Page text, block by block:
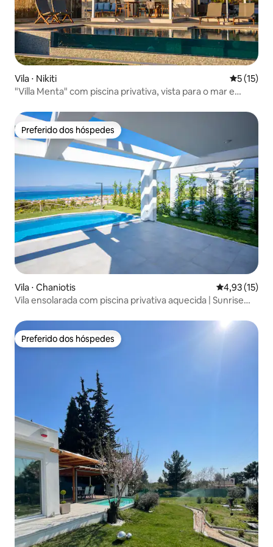
Vila ⋅ Nikiti 5 de uma
5 (15)
"Villa Menta" com piscina privativa, vista para o mar e
Preferido dos hóspedes
Preferido dos hóspedes
Vila ⋅ Chaniotis 4,93 de uma
4,93 (15)
Vila ensolarada com piscina privativa aquecida | Sunrise
Preferido dos hóspedes
Preferido dos hóspedes